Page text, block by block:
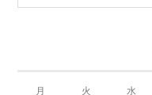
月 火 水